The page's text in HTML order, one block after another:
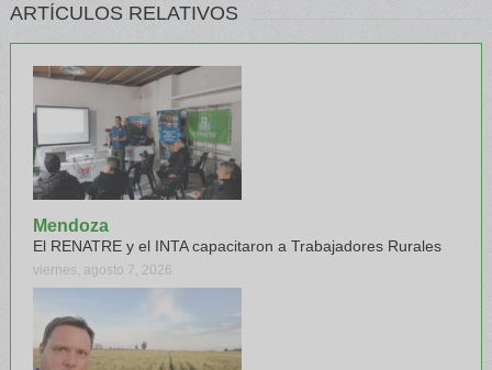
ARTÍCULOS RELATIVOS
Mendoza
El RENATRE y el INTA capacitaron a Trabajadores Rurales
viernes, agosto 7, 2026